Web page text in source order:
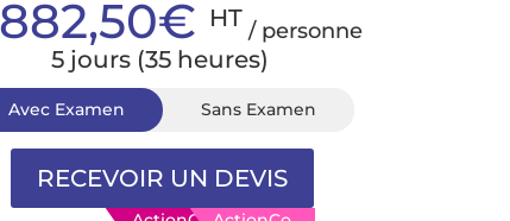
HT / personne
5 jours (35 heures)
Avec Examen Sans Examen